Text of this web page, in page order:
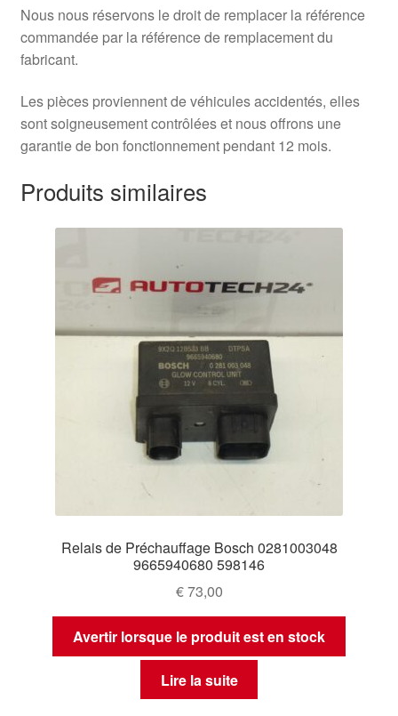
Nous nous réservons le droit de remplacer la référence
commandée par la référence de remplacement du
fabricant.
Les pièces proviennent de véhicules accidentés, elles
sont soigneusement contrôlées et nous offrons une
garantie de bon fonctionnement pendant 12 mois.
Produits similaires
Relais de Préchauffage Bosch 0281003048
9665940680 598146
€73,00
Avertir lorsque le produit est en stock
Lire la suite